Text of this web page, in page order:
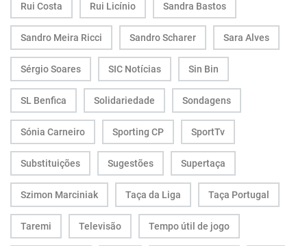
Rui Costa Rui Licínio Sandra Bastos
Sandro Meira Ricci Sandro Scharer Sara Alves
Sérgio Soares SIC Notícias Sin Bin
SL Benfica Solidariedade Sondagens
Sónia Carneiro Sporting CP SportTv
Substituições Sugestões Supertaça
Szimon Marciniak Taça da Liga Taça Portugal
Taremi Televisão Tempo útil de jogo